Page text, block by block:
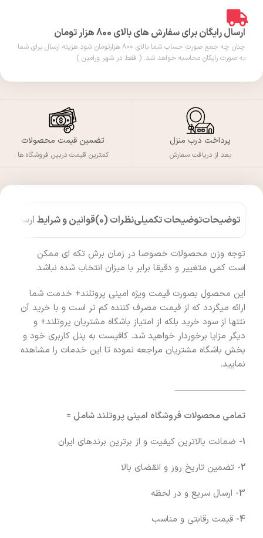
ارسال رایگان برای سفارش های بالای 800 هزار تومان
چنان چه جمع صورت حساب شما بالای 800 هزارتومان شود هزینه ارسال برای شما
به صورت رایگان محاسبه خواهد شد. ( فقط در شهر ورامین )
پرداخت درب منزل
بعد از دریافت سفارش
تضمین قیمت محصولات
کمترین قیمت دربین فروشگاه ها
توضیحاتتوضیحات تکمیلینظرات (0) قوانین و شرایط ارسال
توجه وزن محصولات خصوصا در زمان برش تکه ای ممکن
است کمی متغییر و دقیقا برابر با میزان انتخاب شده نباشد.
این محصول بصورت قیمت ویژه امینی پروتلند+ خدمت شما
ارائه میگردد که از قیمت مصرف کننده کم تر است و با خرید آن
نتنها از سود خرید بلکه از امتیاز باشگاه مشتریان پروتلند+ و
دیگر مزایا برخوردار خواهید شد. کافیست به پنل کاربری خود و
بخش باشگاه مشتریان مراجعه نموده تا این خدمات را مشاهده
نمایید.
————————
تمامی محصولات فروشگاه امینی پروتلند شامل =
1- ضمانت بالاترین کیفیت و از برترین برندهای ایران
2- تضمین تاریخ روز و انقضای بالا
3- ارسال سریع و در لحظه
4- قیمت رقابتی و مناسب